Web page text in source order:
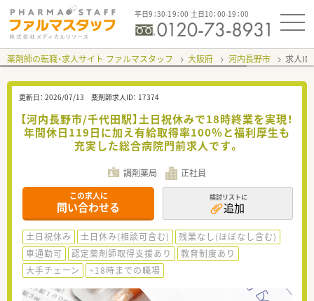
平日9：30-19：00 土日10：00-19：00
薬剤師の転職・求人サイト ファルマスタッフ 大阪府 河内長野市 求人ID
更新日： 2026/07/13 薬剤師求人ID： 17374
【河内長野市/千代田駅】土日祝休みで18時終業を実現！
年間休日119日に加え有給取得率100％と福利厚生も
充実した総合病院門前求人です。
調剤薬局 正社員
この求人に
問い合わせる
検討リストに
追加
土日祝休み 土日休み(相談可含む)
残業なし(ほぼなし含む)
車通勤可
認定薬剤師取得支援あり
教育制度あり
大手チェーン
~18時までの職場